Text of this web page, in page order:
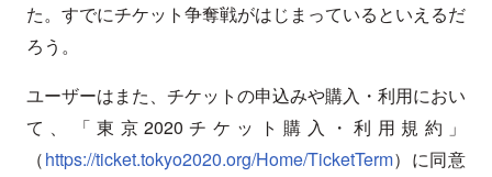
た。すでにチケット争奪戦がはじまっているといえるだ
ろう。
ユーザーはまた、チケットの申込みや購入・利用におい
て、「東京2020チケット購入・利用規約」
（https://ticket.tokyo2020.org/Home/TicketTerm）に同意